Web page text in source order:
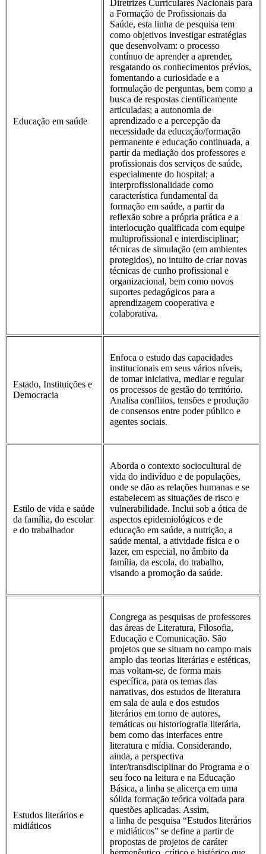
Educação em saúde
Diretrizes Curriculares Nacionais para
a Formação de Profissionais da
Saúde, esta linha de pesquisa tem
como objetivos investigar estratégias
que desenvolvam: o processo
contínuo de aprender a aprender,
resgatando os conhecimentos prévios,
fomentando a curiosidade e a
formulação de perguntas, bem como a
busca de respostas cientificamente
articuladas; a autonomia de
aprendizado e a percepção da
necessidade da educação/formação
permanente e educação continuada, a
partir da mediação dos professores e
profissionais dos serviços de saúde,
especialmente do hospital; a
interprofissionalidade como
característica fundamental da
formação em saúde, a partir da
reflexão sobre a própria prática e a
interlocução qualificada com equipe
multiprofissional e interdisciplinar;
técnicas de simulação (em ambientes
protegidos), no intuito de criar novas
técnicas de cunho profissional e
organizacional, bem como novos
suportes pedagógicos para a
aprendizagem cooperativa e
colaborativa.
Estado, Instituições e
Democracia
Enfoca o estudo das capacidades
institucionais em seus vários níveis,
de tomar iniciativa, mediar e regular
os processos de gestão do território.
Analisa conflitos, tensões e produção
de consensos entre poder público e
agentes sociais.
Estilo de vida e saúde
da família, do escolar
e do trabalhador
Aborda o contexto sociocultural de
vida do indivíduo e de populações,
onde se dão as relações humanas e se
estabelecem as situações de risco e
vulnerabilidade. Inclui sob a ótica de
aspectos epidemiológicos e de
educação em saúde, a nutrição, a
saúde mental, a atividade física e o
lazer, em especial, no âmbito da
família, da escola, do trabalho,
visando a promoção da saúde.
Estudos literários e
midiáticos
Congrega as pesquisas de professores
das áreas de Literatura, Filosofia,
Educação e Comunicação. São
projetos que se situam no campo mais
amplo das teorias literárias e estéticas,
mas voltam-se, de forma mais
específica, para os temas das
narrativas, dos estudos de literatura
em sala de aula e dos estudos
literários em torno de autores,
temáticas ou historiografia literária,
bem como das interfaces entre
literatura e mídia. Considerando,
ainda, a perspectiva
inter/transdisciplinar do Programa e o
seu foco na leitura e na Educação
Básica, a linha se alicerça em uma
sólida formação teórica voltada para
questões aplicadas. Assim,
a linha de pesquisa “Estudos literários
e midiáticos” se define a partir de
propostas de projetos de caráter